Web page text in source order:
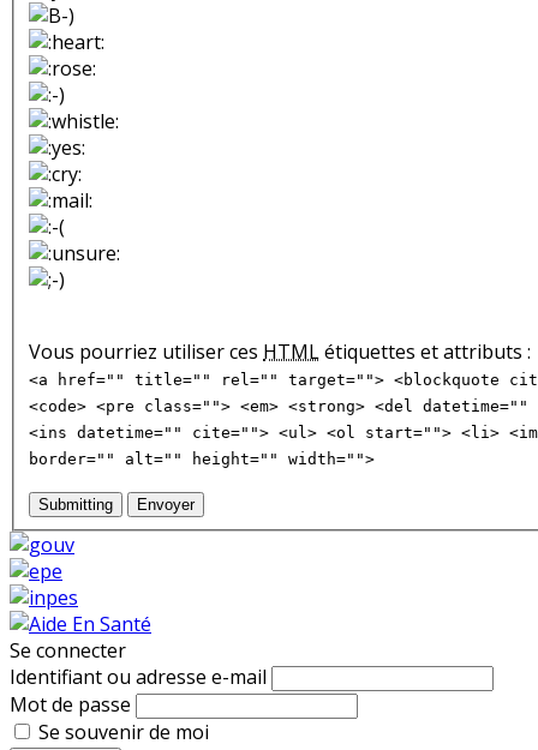
Vous pourriez utiliser ces HTMLétiquettes et attributs :
<a href="" title="" rel="" target=""> <blockquote
<code> <pre class=""> <em> <strong> <del
<ins datetime="" cite=""> <ul> <ol start=""> <li>
border="" alt="" height="" width="">
Submitting Envoyer
Se connecter
Identifiant ou adresse e-mail
Mot de passe
Se souvenir de moi